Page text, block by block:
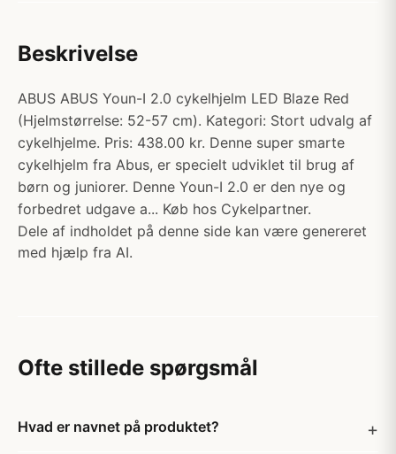
Beskrivelse
ABUS ABUS Youn-I 2.0 cykelhjelm LED Blaze Red
(Hjelmstørrelse: 52-57 cm). Kategori: Stort udvalg af
cykelhjelme. Pris: 438.00 kr. Denne super smarte
cykelhjelm fra Abus, er specielt udviklet til brug af
børn og juniorer. Denne Youn-I 2.0 er den nye og
forbedret udgave a... Køb hos Cykelpartner.
Dele af indholdet på denne side kan være genereret
med hjælp fra AI.
Ofte stillede spørgsmål
Hvad er navnet på produktet?